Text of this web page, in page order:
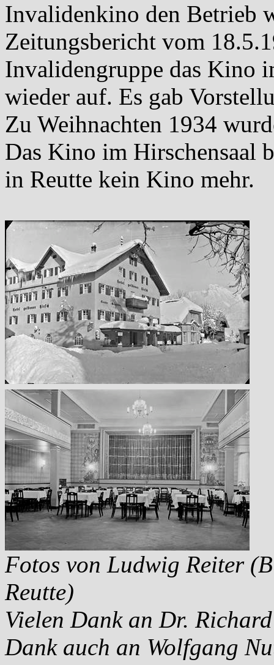
Invalidenkino den Betrieb
Zeitungsbericht vom
Invalidengruppe das Kino
wieder auf. Es gab
Zu Weihnachten 1934
Das Kino im Hirschensaal
in Reutte kein Kino mehr.
Fotos von Ludwig Reiter
Reutte)
Vielen Dank an Dr.
Dank auch an Wolfgang